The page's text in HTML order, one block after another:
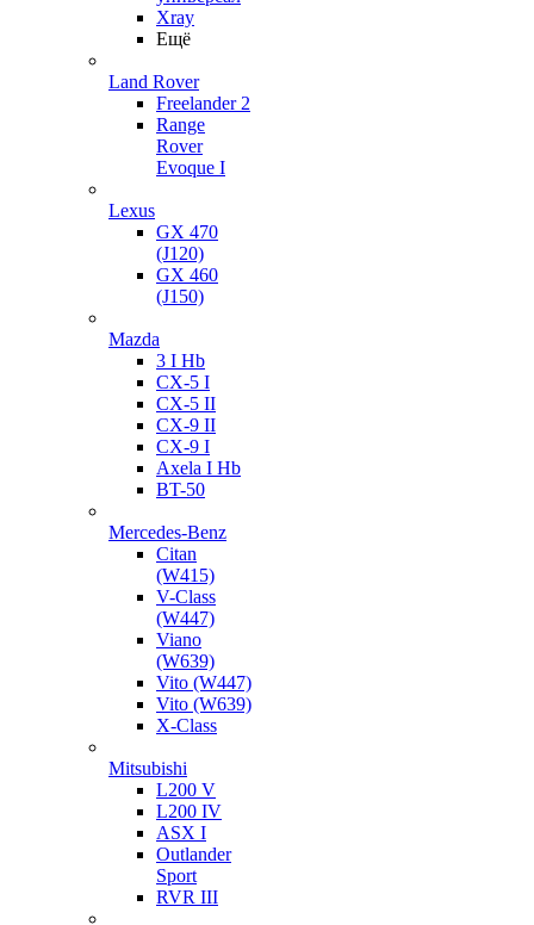
Xray
Ещё
Land Rover
Freelander 2
Range
Rover
Evoque I
Lexus
GX 470
(J120)
GX 460
(J150)
Mazda
3 I Hb
CX-5 I
CX-5 II
CX-9 II
CX-9 I
Axela I Hb
BT-50
Mercedes-Benz
Citan
(W415)
V-Class
(W447)
Viano
(W639)
Vito (W447)
Vito (W639)
X-Class
Mitsubishi
L200 V
L200 IV
ASX I
Outlander
Sport
RVR III